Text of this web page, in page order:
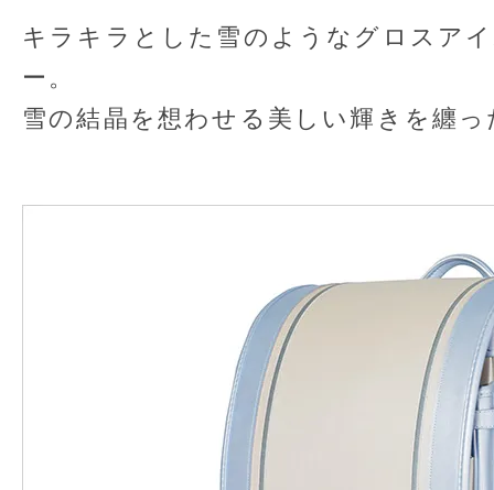
キラキラとした雪のようなグロスア
ー。
雪の結晶を想わせる美しい輝きを纏